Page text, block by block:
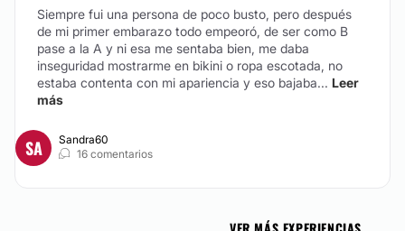
Siempre fui una persona de poco busto, pero después
de mi primer embarazo todo empeoró, de ser como B
pase a la A y ni esa me sentaba bien, me daba
inseguridad mostrarme en bikini o ropa escotada, no
estaba contenta con mi apariencia y eso bajaba... Leer
más
SA
Sandra60
16 comentarios